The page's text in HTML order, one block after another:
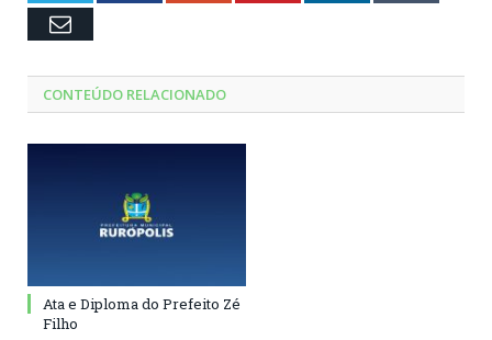
Email
CONTEÚDO RELACIONADO
Ata e Diploma do Prefeito Zé
Filho